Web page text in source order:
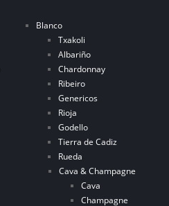
Blanco
Txakoli
Albariño
Chardonnay
Ribeiro
Genericos
Rioja
Godello
Tierra de Cadiz
Rueda
Cava & Champagne
Cava
Champagne